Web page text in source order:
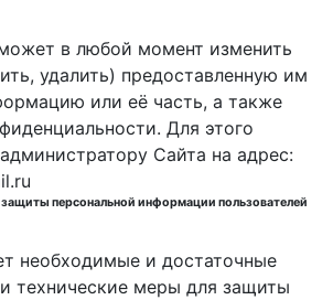
может в любой момент изменить
удалить) предоставленную им
или её часть, а также
Для этого
Сайта на адрес:
персональной информации пользователей
необходимые и достаточные
технические меры для защиты